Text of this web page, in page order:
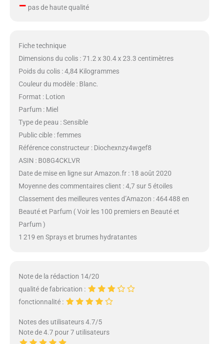
– pas de haute qualité
Fiche technique
Dimensions du colis : 71.2 x 30.4 x 23.3 centimètres
Poids du colis : 4,84 Kilogrammes
Couleur du modèle : Blanc.
Format : Lotion
Parfum : Miel
Type de peau : Sensible
Public cible : femmes
Référence constructeur : Diochexnzy4wgef8
ASIN : B08G4CKLVR
Date de mise en ligne sur Amazon.fr : 18 août 2020
Moyenne des commentaires client : 4,7 sur 5 étoiles
Classement des meilleures ventes d’Amazon : 464 488 en
Beauté et Parfum ( Voir les 100 premiers en Beauté et
Parfum )
1 219 en Sprays et brumes hydratantes
Note de la rédaction 14/20
qualité de fabrication :
fonctionnalité :
Notes des utilisateurs 4.7/5
Note de 4.7 pour 7 utilisateurs